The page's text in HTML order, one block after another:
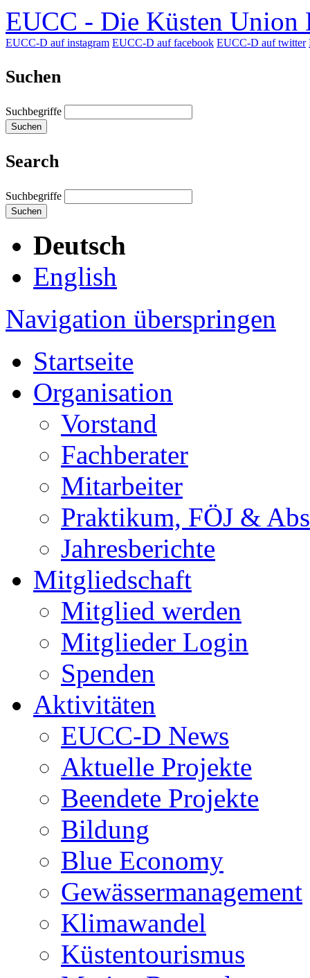
EUCC - Die Küsten Union
EUCC-D auf instagram EUCC-D auf facebook EUCC-D auf twitter
Suchen
Suchbegriffe
Suchen
Search
Suchbegriffe
Suchen
Deutsch
English
Navigation überspringen
Startseite
Organisation
Vorstand
Fachberater
Mitarbeiter
Praktikum, FÖJ &
Jahresberichte
Mitgliedschaft
Mitglied werden
Mitglieder Login
Spenden
Aktivitäten
EUCC-D News
Aktuelle Projekte
Beendete Projekte
Bildung
Blue Economy
Gewässermanagement
Klimawandel
Küstentourismus